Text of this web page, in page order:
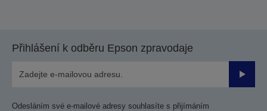
Přihlášení k odběru Epson zpravodaje
Odesláním své e-mailové adresy souhlasíte s přijímáním